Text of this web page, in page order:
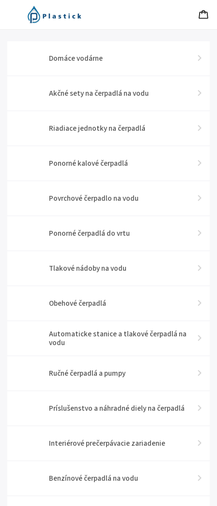
Domáce vodárne
Akčné sety na čerpadlá na vodu
Riadiace jednotky na čerpadlá
Ponorné kalové čerpadlá
Povrchové čerpadlo na vodu
Ponorné čerpadlá do vrtu
Tlakové nádoby na vodu
Obehové čerpadlá
Automaticke stanice a tlakové čerpadlá na
vodu
Ručné čerpadlá a pumpy
Príslušenstvo a náhradné diely na čerpadlá
Interiérové prečerpávacie zariadenie
Benzínové čerpadlá na vodu